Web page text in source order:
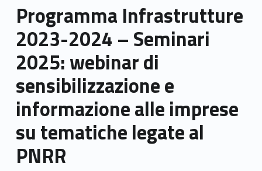
Programma Infrastrutture
2023-2024 – Seminari
2025: webinar di
sensibilizzazione e
informazione alle imprese
su tematiche legate al
PNRR